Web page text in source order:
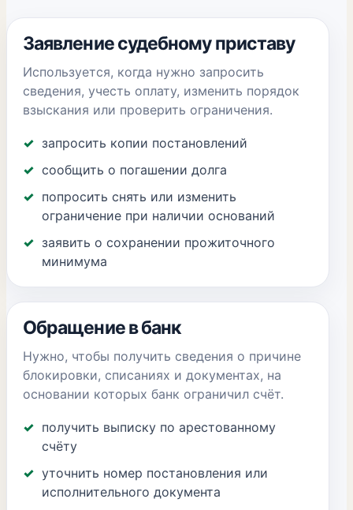
Заявление судебному приставу
Используется, когда нужно запросить
сведения, учесть оплату, изменить порядок
взыскания или проверить ограничения.
запросить копии постановлений
сообщить о погашении долга
попросить снять или изменить
ограничение при наличии оснований
заявить о сохранении прожиточного
минимума
Обращение в банк
Нужно, чтобы получить сведения о причине
блокировки, списаниях и документах, на
основании которых банк ограничил счёт.
получить выписку по арестованному
счёту
уточнить номер постановления или
исполнительного документа